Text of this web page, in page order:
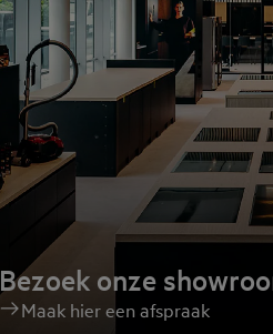
Bezoek onze
Maak hier een afspraak